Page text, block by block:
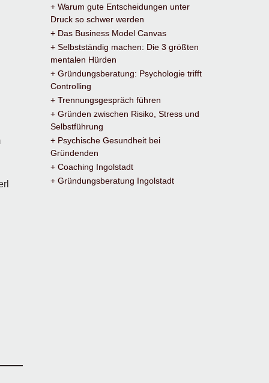
+ Warum gute Entscheidungen unter
Druck so schwer werden
+ Das Business Model Canvas
+ Selbstständig machen: Die 3 größten
mentalen Hürden
+ Gründungsberatung: Psychologie trifft
Controlling
+ Trennungsgespräch führen
+ Gründen zwischen Risiko, Stress und
Selbstführung
+ Psychische Gesundheit bei
Gründenden
+ Coaching Ingolstadt
+ Gründungsberatung Ingolstadt